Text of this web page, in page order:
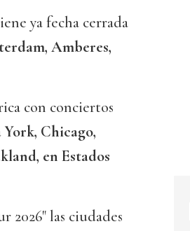
ya fecha cerrada
Amberes,
con conciertos
Chicago,
en Estados
2026" las ciudades